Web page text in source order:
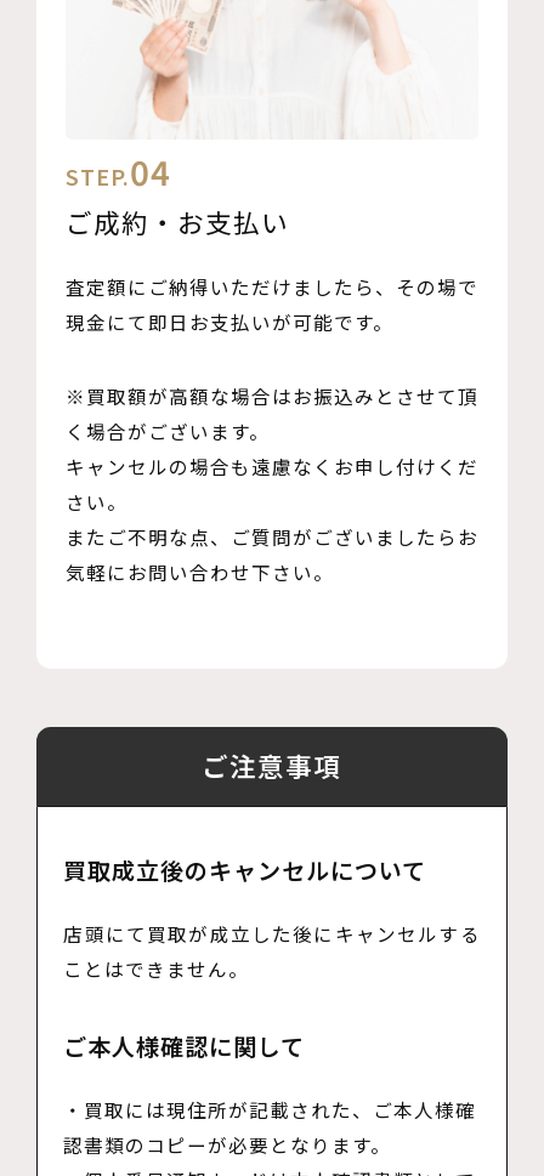
STEP.04
ご成約・お支払い
査定額にご納得いただけましたら、その場で
現金にて即日お支払いが可能です。
※買取額が高額な場合はお振込みとさせて頂
く場合がございます。
キャンセルの場合も遠慮なくお申し付けくだ
さい。
またご不明な点、ご質問がございましたらお
気軽にお問い合わせ下さい。
ご注意事項
買取成立後のキャンセルについて
店頭にて買取が成立した後にキャンセルする
ことはできません。
ご本人様確認に関して
・買取には現住所が記載された、ご本人様確
認書類のコピーが必要となります。